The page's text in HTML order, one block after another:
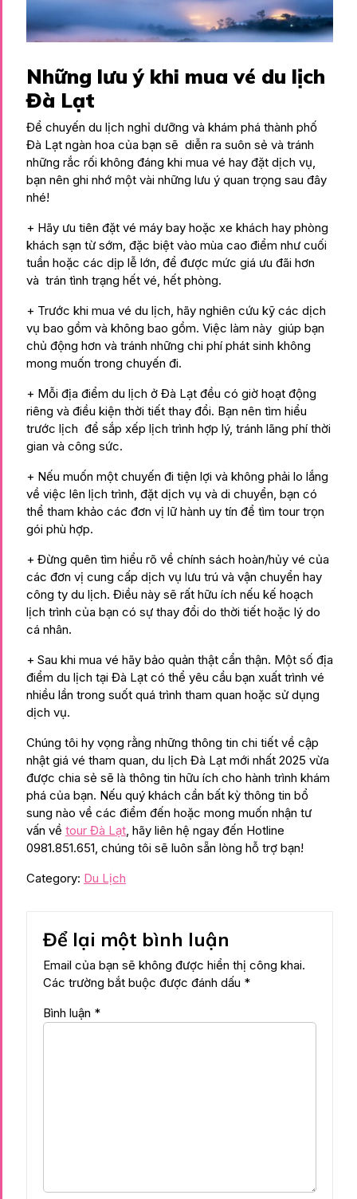
Những lưu ý khi mua vé du lịch
Đà Lạt
Để chuyến du lịch nghỉ dưỡng và khám phá thành phố
Đà Lạt ngàn hoa của bạn sẽ diễn ra suôn sẻ và tránh
những rắc rối không đáng khi mua vé hay đặt dịch vụ,
bạn nên ghi nhớ một vài những lưu ý quan trọng sau đây
nhé!
+ Hãy ưu tiên đặt vé máy bay hoặc xe khách hay phòng
khách sạn từ sớm, đặc biệt vào mùa cao điểm như cuối
tuần hoặc các dịp lễ lớn, để được mức giá ưu đãi hơn
và trán tình trạng hết vé, hết phòng.
+ Trước khi mua vé du lịch, hãy nghiên cứu kỹ các dịch
vụ bao gồm và không bao gồm. Việc làm này giúp bạn
chủ động hơn và tránh những chi phí phát sinh không
mong muốn trong chuyến đi.
+ Mỗi địa điểm du lịch ở Đà Lạt đều có giờ hoạt động
riêng và điều kiện thời tiết thay đổi. Bạn nên tìm hiểu
trước lịch để sắp xếp lịch trình hợp lý, tránh lãng phí thời
gian và công sức.
+ Nếu muốn một chuyến đi tiện lợi và không phải lo lắng
về việc lên lịch trình, đặt dịch vụ và di chuyển, bạn có
thể tham khảo các đơn vị lữ hành uy tín để tìm tour trọn
gói phù hợp.
+ Đừng quên tìm hiểu rõ về chính sách hoàn/hủy vé của
các đơn vị cung cấp dịch vụ lưu trú và vận chuyển hay
công ty du lịch. Điều này sẽ rất hữu ích nếu kế hoạch
lịch trình của bạn có sự thay đổi do thời tiết hoặc lý do
cá nhân.
+ Sau khi mua vé hãy bảo quản thật cẩn thận. Một số địa
điểm du lịch tại Đà Lạt có thể yêu cầu bạn xuất trình vé
nhiều lần trong suốt quá trình tham quan hoặc sử dụng
dịch vụ.
Chúng tôi hy vọng rằng những thông tin chi tiết về cập
nhật giá vé tham quan, du lịch Đà Lạt mới nhất 2025 vừa
được chia sẻ sẽ là thông tin hữu ích cho hành trình khám
phá của bạn. Nếu quý khách cần bất kỳ thông tin bổ
sung nào về các điểm đến hoặc mong muốn nhận tư
vấn về tour Đà Lạt , hãy liên hệ ngay đến Hotline
0981.851.651, chúng tôi sẽ luôn sẵn lòng hỗ trợ bạn!
Category: Du Lịch
Để lại một bình luận
Email của bạn sẽ không được hiển thị công khai.
Các trường bắt buộc được đánh dấu *
Bình luận *